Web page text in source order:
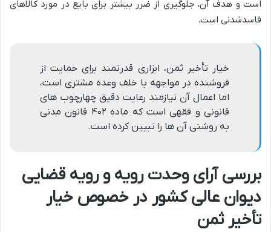
است و هدف آن، جلوگیری از ضرر بیشتر برای بایع در مورد کالاهای
فاسدشدنی است.
خیار تأخیر ثمن، ابزاری قدرتمند برای حمایت از
فروشنده در مواجهه با خلف وعده مشتری است،
اما اعمال آن نیازمند رعایت دقیق چهارچوب های
قانونی و فقهی است که ماده ۴۰۲ قانون مدنی
به روشنی آن ها را تبیین کرده است.
بررسی آرای وحدت رویه و رویه قضایی
دیوان عالی کشور در خصوص خیار
تأخیر ثمن